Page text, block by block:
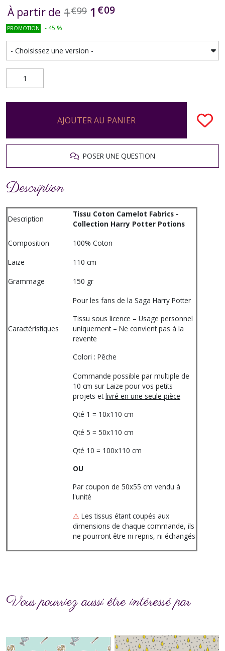
À partir de 1€99 1 €09
PROMOTION - 45 %
AJOUTER AU PANIER
POSER UNE QUESTION
Description
Description
Tissu Coton Camelot Fabrics -
Collection Harry Potter Potions
Composition
100% Coton
Laize
110 cm
Grammage
150 gr
Caractéristiques
Pour les fans de la Saga Harry Potter
Tissu sous licence – Usage personnel
uniquement – Ne convient pas à la
revente
Colori : Pêche
Commande possible par multiple de
10 cm sur Laize pour vos petits
projets etlivré en une seule pièce
Qté 1 = 10x110 cm
Qté 5 = 50x110 cm
Qté 10 = 100x110 cm
OU
Par coupon de 50x55 cm vendu à
l'unité
⚠ Les tissus étant coupés aux
dimensions de chaque commande, ils
ne pourront être ni repris, ni échangés
Vous pourriez aussi être intéressé par